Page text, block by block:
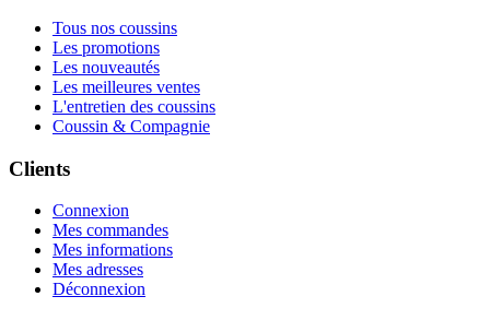
Tous nos coussins
Les promotions
Les nouveautés
Les meilleures ventes
L'entretien des coussins
Coussin & Compagnie
Clients
Connexion
Mes commandes
Mes informations
Mes adresses
Déconnexion